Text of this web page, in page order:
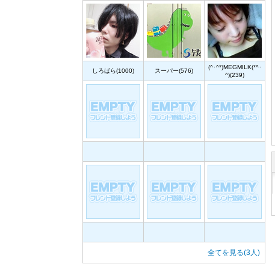
しろばら(1000) スーパー(576)
(^･^*)MEGMILK(*^･
^)(239)
全てを見る(3人)